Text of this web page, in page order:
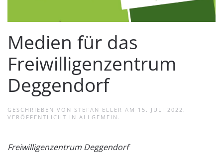
Medien für das
Freiwilligenzentrum
Deggendorf
GESCHRIEBEN VON STEFAN ELLER AM 15. JULI 2022
VERÖFFENTLICHT IN ALLGEMEIN
Freiwilligenzentrum Deggendorf